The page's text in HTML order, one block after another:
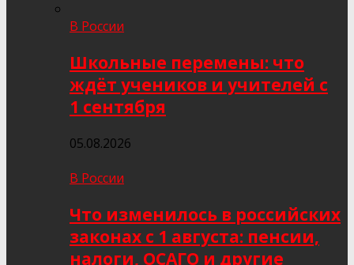
В России
Школьные перемены: что
ждёт учеников и учителей с
1 сентября
05.08.2026
В России
Что изменилось в российских
законах с 1 августа: пенсии,
налоги, ОСАГО и другие